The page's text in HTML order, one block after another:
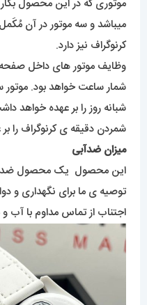
موتوری که در این محصول
میباشد و سه موتور در آن
کرنوگراف نیز دارد.
وظایف موتور های داخل صفحه
شبانه روز را بر عهده
شمردن دقیقه ی کرنوگراف را بر
میزان ضدآبی
این محصول یک محصول
توصیه ی ما برای نگهداری و
اجتناب از تماس مداوم با آب